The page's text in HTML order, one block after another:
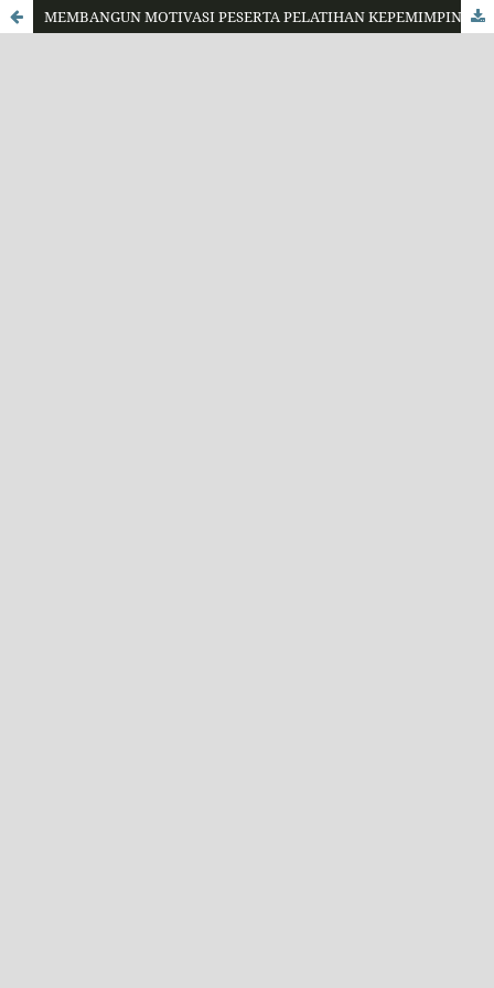
MEMBANGUN MOTIVASI PESERTA PELATIHAN KEPEMIMPINAN ADMINISTRATOR (PKA) MELALUI PEMBIMBINGAN MEMANFAATKAN TEKNOLOGI INFORMASI DAN INFORMASI (TIK)